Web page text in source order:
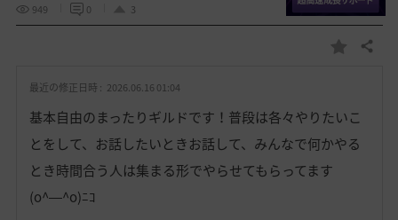
949
0 3
お
入
り
共有する
最近の修正日時 : 2026.06.16 01:04
基本自由のまったりギルドです！普段は各々やりたいこ
とをして、お話したいときお話して、みんなで何かやる
とき時間合う人は集まる形でやらせてもらってます
(o^―^o)ﾆｺ